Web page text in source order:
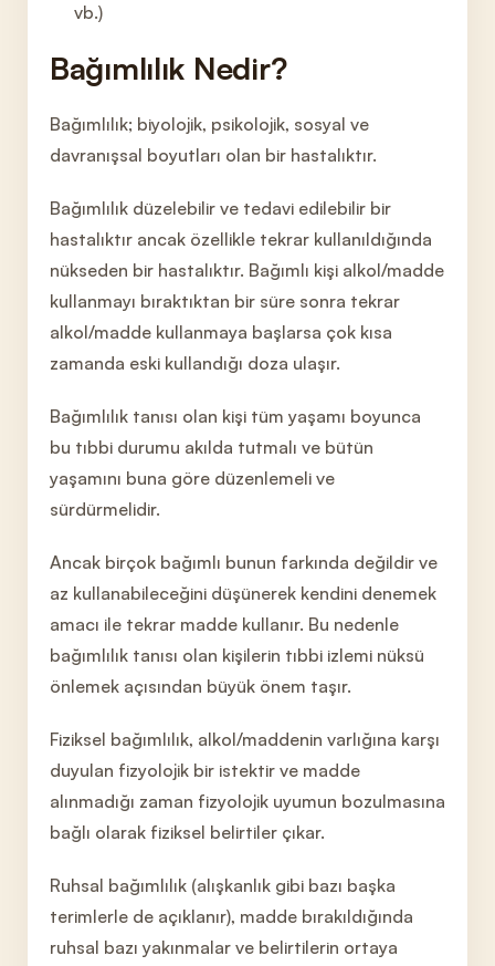
vb.)
Bağımlılık Nedir?
Bağımlılık; biyolojik, psikolojik, sosyal ve
davranışsal boyutları olan bir hastalıktır.
Bağımlılık düzelebilir ve tedavi edilebilir bir
hastalıktır ancak özellikle tekrar kullanıldığında
nükseden bir hastalıktır. Bağımlı kişi alkol/madde
kullanmayı bıraktıktan bir süre sonra tekrar
alkol/madde kullanmaya başlarsa çok kısa
zamanda eski kullandığı doza ulaşır.
Bağımlılık tanısı olan kişi tüm yaşamı boyunca
bu tıbbi durumu akılda tutmalı ve bütün
yaşamını buna göre düzenlemeli ve
sürdürmelidir.
Ancak birçok bağımlı bunun farkında değildir ve
az kullanabileceğini düşünerek kendini denemek
amacı ile tekrar madde kullanır. Bu nedenle
bağımlılık tanısı olan kişilerin tıbbi izlemi nüksü
önlemek açısından büyük önem taşır.
Fiziksel bağımlılık, alkol/maddenin varlığına karşı
duyulan fizyolojik bir istektir ve madde
alınmadığı zaman fizyolojik uyumun bozulmasına
bağlı olarak fiziksel belirtiler çıkar.
Ruhsal bağımlılık (alışkanlık gibi bazı başka
terimlerle de açıklanır), madde bırakıldığında
ruhsal bazı yakınmalar ve belirtilerin ortaya